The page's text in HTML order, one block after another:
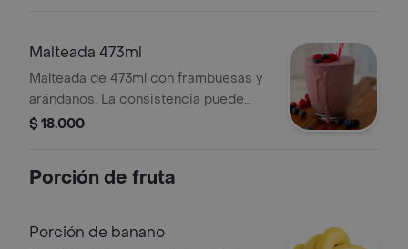
consistencia del producto puede
Malteada 473ml
Malteada de 473ml con frambuesas y
arándanos. La consistencia puede
variar según el tiempo de entrega.
$ 18.000
Porción de fruta
Porción de banano